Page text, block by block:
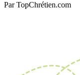
Par TopChrétien.com